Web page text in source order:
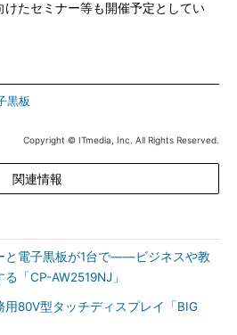
たセミナー等も開催予定としてい
黒板
Copyright © ITmedia, Inc. All Rights Reserved.
関連情報
と電子黒板が1台で――ビジネスや教
「CP-AW2519NJ」
用80V型タッチディスプレイ「BIG